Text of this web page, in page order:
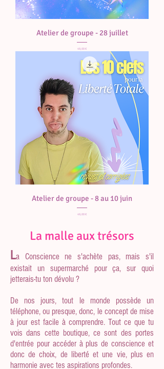
Atelier de groupe - 28 juillet
Prix
49,00 €
Atelier de groupe - 8 au 10 juin
Prix
49,00 €
La malle aux trésors
​La Conscience ne s'achète pas, mais s'il
existait un supermarché pour ça, sur quoi
jetterais-tu ton dévolu ?
De nos jours, tout le monde possède un
téléphone, ou presque, donc, le concept de mise
à jour est facile à comprendre. Tout ce que tu
vois dans cette boutique, ce sont des portes
d'entrée pour accéder à plus de conscience et
donc de choix, de liberté et une vie, plus en
harmonie avec tes aspirations profondes.